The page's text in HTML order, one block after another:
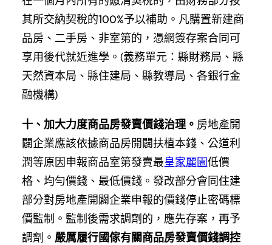
其所交納契稅的100%予以補助。凡購置新建商
品房、二手房、非室第的，憑網簽存案合同可
享用後代就近進學。(義務單元：縣財務局、縣
天然資本局、縣住建局、縣教導局、各銀行金
融機構)
十、加大力度商品房發賣價錢治理。 房地產開
闢企業應該依據商品房開闢扶植本錢、公道利
潤等原因申報商品室第發賣最皇家麗園低價
格、均勻價錢、最低價錢。發改部分會同住建
部分對房地產開闢企業申報的價錢停止密碼標
價監制。監制後需求調劑的，應先存案，再予
調劑。 嚴厲履行國傢有關商品房發賣價錢調控